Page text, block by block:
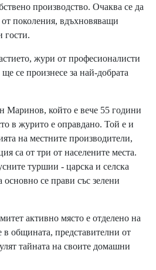
производство. Очаква се да
поколения, вдъхновяващи
гости.
жури от професионалисти
се произнесе за най-добрата
Маринов, който е вече 55 години
в журито е оправдано. Той е и
на местните производители,
са от три от населените места.
туршии - царска и селска
се прави със зелени
активно място е отделено на
в общината, представителни от
тайната на своите домашни